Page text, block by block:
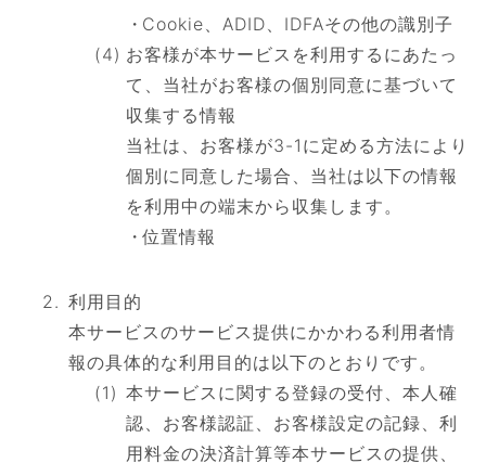
Cookie、ADID、IDFAその他の識別子
お客様が本サービスを利用するにあたっ
て、当社がお客様の個別同意に基づいて
収集する情報
当社は、お客様が3-1に定める方法により
個別に同意した場合、当社は以下の情報
を利用中の端末から収集します。
位置情報
利用目的
本サービスのサービス提供にかかわる利用者情
報の具体的な利用目的は以下のとおりです。
本サービスに関する登録の受付、本人確
認、お客様認証、お客様設定の記録、利
用料金の決済計算等本サービスの提供、